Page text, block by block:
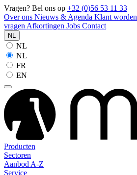
Vragen? Bel ons op +32 (0)56 53 11 33
Over ons Nieuws & Agenda Klant worden
vragen Afkortingen Jobs Contact
NL
NL
NL
FR
EN
Producten
Sectoren
Aanbod A-Z
Service